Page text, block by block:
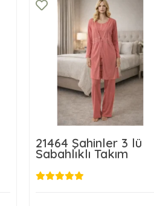
21464 Şahinler 3 lü
Sabahlıklı Takım